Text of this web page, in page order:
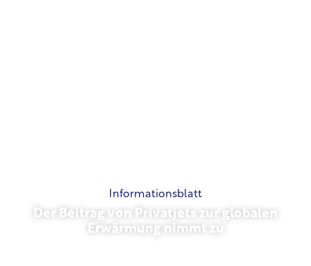
Informationsblatt
Der Beitrag von Privatjets zur globalen
Erwärmung nimmt zu